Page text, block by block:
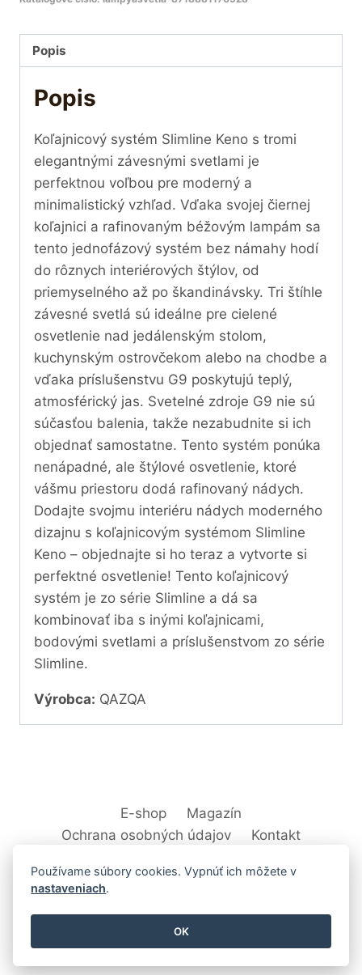
Popis
Popis
Koľajnicový systém Slimline Keno s tromi
elegantnými závesnými svetlami je
perfektnou voľbou pre moderný a
minimalistický vzhľad. Vďaka svojej čiernej
koľajnici a rafinovaným béžovým lampám sa
tento jednofázový systém bez námahy hodí
do rôznych interiérových štýlov, od
priemyselného až po škandinávsky. Tri štíhle
závesné svetlá sú ideálne pre cielené
osvetlenie nad jedálenským stolom,
kuchynským ostrovčekom alebo na chodbe a
vďaka príslušenstvu G9 poskytujú teplý,
atmosférický jas. Svetelné zdroje G9 nie sú
súčasťou balenia, takže nezabudnite si ich
objednať samostatne. Tento systém ponúka
nenápadné, ale štýlové osvetlenie, ktoré
vášmu priestoru dodá rafinovaný nádych.
Dodajte svojmu interiéru nádych moderného
dizajnu s koľajnicovým systémom Slimline
Keno – objednajte si ho teraz a vytvorte si
perfektné osvetlenie! Tento koľajnicový
systém je zo série Slimline a dá sa
kombinovať iba s inými koľajnicami,
bodovými svetlami a príslušenstvom zo série
Slimline.
Výrobca: QAZQA
E-shop
Magazín
Ochrana osobných údajov
Kontakt
© 2026 Svet Interiéru - kuchyňa, kúpeľne,
Používame súbory cookies. Vypnúť ich môžete v
nastaveniach.
OK